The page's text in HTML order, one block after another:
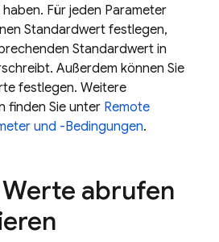
Für jeden Parameter
Standardwert festlegen,
Standardwert in
Außerdem können Sie
festlegen. Weitere
finden Sie unter Remote
und -Bedingungen.
abrufen